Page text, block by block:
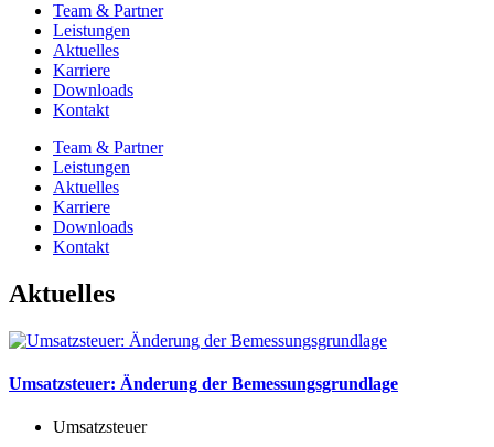
Team & Partner
Leistungen
Aktuelles
Karriere
Downloads
Kontakt
Team & Partner
Leistungen
Aktuelles
Karriere
Downloads
Kontakt
Aktuelles
Umsatzsteuer: Änderung der Bemessungsgrundlage
Umsatzsteuer